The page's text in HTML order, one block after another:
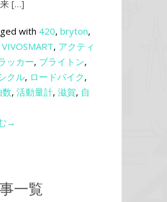
[…]
with 420, bryton,
VIVOSMART, アクティ
ッカー, ブライトン,
クル, ロードバイク,
, 活動量計, 滋賀, 自
→
一覧